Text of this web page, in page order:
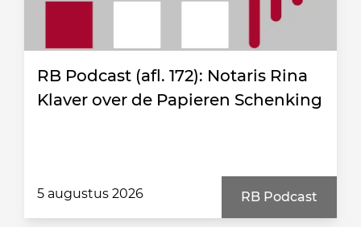
RB Podcast (afl. 172): Notaris Rina
Klaver over de Papieren Schenking
5 augustus 2026 RB Podcast